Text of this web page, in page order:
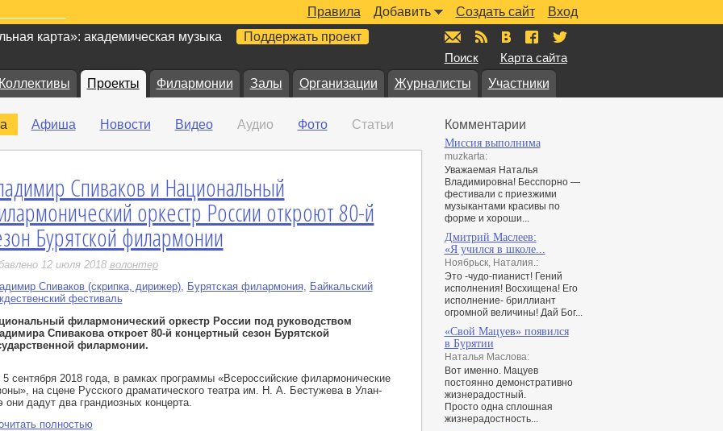
Вход
Создать сайт
Добавить
Правила
карта»: академическая музыка Поддержать проект
Поиск Карта сайта
Коллективы Проекты Филармонии Залы Организации Журналисты Участники
Афиша Новости Видео Аудио Фото Статьи
Спиваков и Национальный
оркестр России откроют 80-й
Бурятской филармонии
12 июля 2018 волонтер
Спиваков (скрипка, дирижер), Бурятская филармония, Байкальский
фестиваль
филармонический оркестр России под руководством
Спивакова откроет 80-й концертный сезон Бурятской
филармонии.
5 сентября 2018 года, в рамках программы «Всероссийские филармонические
на сцене Русского драматического театра им. Н. А. Бестужева в Улан-
они дадут два грандиозных концерта.
полностью
Комментарии
Миссия выполнима
muzkarta:
Уважаемая Наталья
Владимировна! Бесспорно —
фестивали с приезжими
музыкантами красивы по
форме и хороши...
Дмитрий Маслеев:
«Я учился в школе...
Ноябрьск, Наталия.:
Это -чудо-пианист! Гений
исполнения! Восхищена! Его
исполнение- бриллиант
огромной величины! Дай Бог...
«Свой Мацуев» появился
в Бурятии
Наталья Маслова:
Вот именно. Мацуев
постоянно демонстративно
жизнерадостный.
Просто одна сплошная
жизнерадостность...